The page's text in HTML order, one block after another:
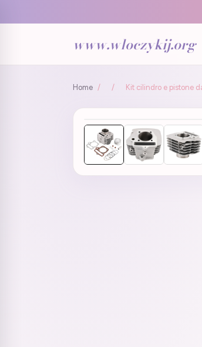
www.wloczykij.org
Home / / Kit cilindro e pistone